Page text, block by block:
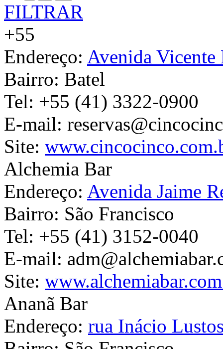
FILTRAR
+55
Endereço: Avenida Vicente
Bairro: Batel
Tel: +55 (41) 3322-0900
E-mail:
Site:
Alchemia Bar
Endereço: Avenida Jaime
Bairro: São Francisco
Tel: +55 (41) 3152-0040
E-mail:
Site:
Ananã Bar
Endereço: rua Inácio